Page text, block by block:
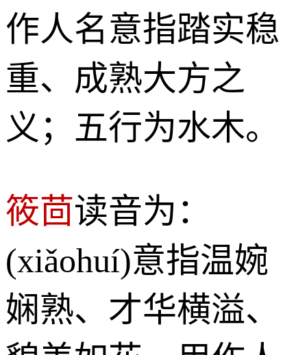
作人名意指踏实稳
重、成熟大方之
义；五行为水木。
筱茴读音为：
(xiǎohuí)意指温婉
娴熟、才华横溢、